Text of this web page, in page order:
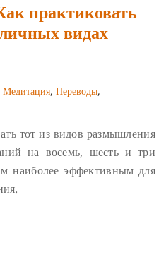
практиковать
видах
Медитация, Переводы,
тот из видов размышления
на восемь, шесть и три
наиболее эффективным для